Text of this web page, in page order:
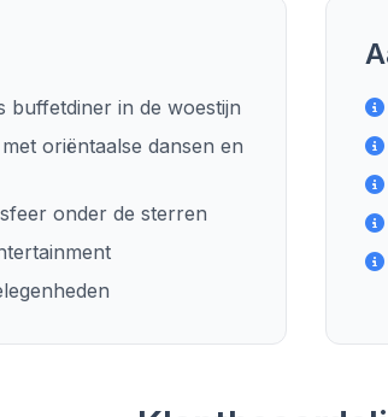
buffetdiner in de woestijn
oriëntaalse dansen en
onder de sterren